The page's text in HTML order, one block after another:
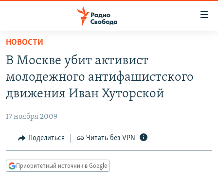
упрощенного
доступа
основному
Вернутся
Вернутся
АВТОРСКИЕ ПРОЕКТЫ
МНЕНИЯ
КУЛЬТУРА
КАВКАЗ.РЕАЛИИ
НОВОСТИ
В Москве убит активист
молодежного антифашистского
движения Иван Хуторской
17 ноября 2009
Поделиться Читать без VPN
Приоритетный источник в Google